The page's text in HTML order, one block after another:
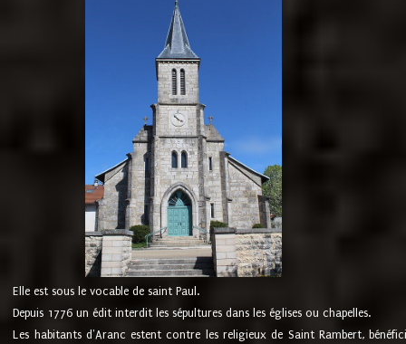
Elle est sous le vocable de saint Paul.
Depuis 1776 un édit interdit les sépultures dans les églises ou chapelles.
Les habitants d'Aranc estent contre les religieux de Saint Rambert,